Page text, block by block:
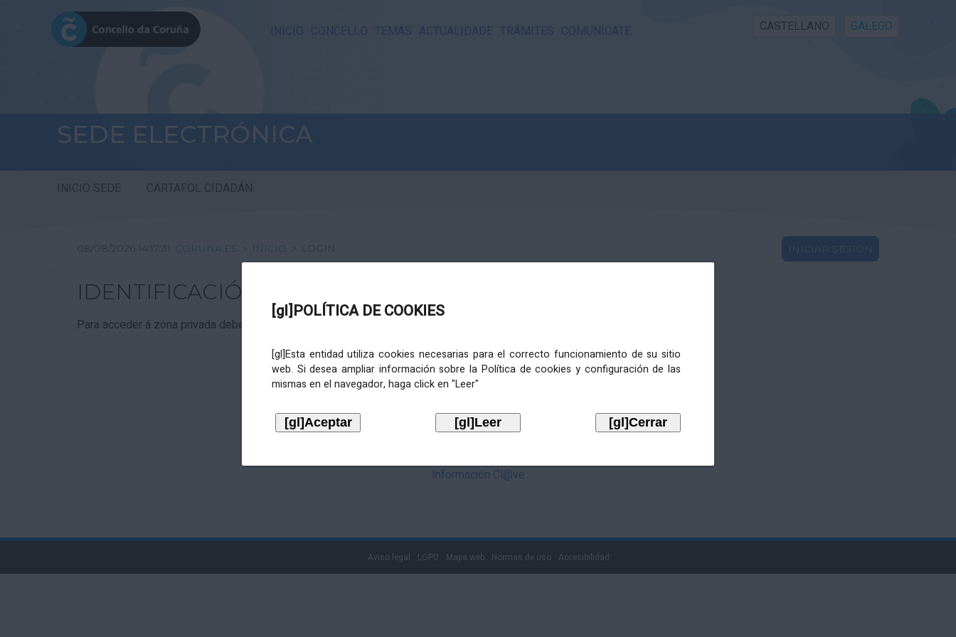
INICIO CONCELLO TEMAS ACTUALIDADE TRÁMITES COMUNÍCATE CASTELLANO GALEGO
SEDE ELECTRÓNICA
INICIO SEDE CARTAFOL CIDADÁN
[gl]POLÍTICA DE COOKIES
[gl]Esta entidad utiliza cookies necesarias para el correcto funcionamiento de su sitio
web. Si desea ampliar información sobre la Política de cookies y configuración de las
mismas en el navegador, haga click en "Leer"
08/08/2026 14:17:31 CORUNA.ES > INICIO > LOGIN INICIAR SESIÓN
IDENTIFICACIÓN
Para acceder á zona privada debe identificarse mediante Cl@ve. Pulse no logotipo
Información Cl@ve
Aviso legal LOPD Mapa web Normas de uso Accesibilidad